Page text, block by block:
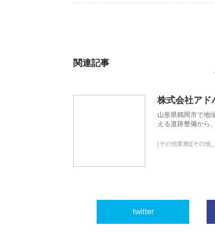
関連記事
株式会社アド
山形県鶴岡市で地
える道路整備から
[その他業種][その他
twitter